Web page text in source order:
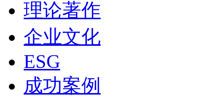
理论著作
企业文化
ESG
成功案例